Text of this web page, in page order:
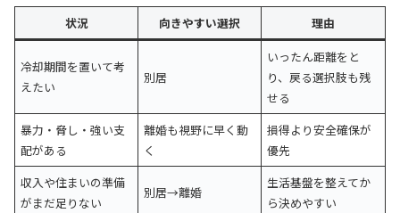
状況 向きやすい選択 理由
冷却期間を置いて考
えたい
別居
いったん距離をと
り、戻る選択肢も残
せる
暴力・脅し・強い支
配がある
離婚も視野に早く動
く
損得より安全確保が
優先
収入や住まいの準備
がまだ足りない
別居→離婚
生活基盤を整えてか
ら決めやすい